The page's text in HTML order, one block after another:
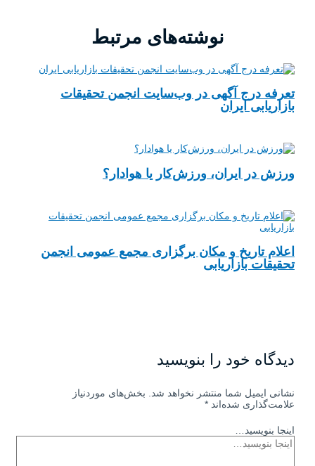
نوشته‌های مرتبط
تعرفه درج آگهی در وب‌سایت انجمن تحقیقات
بازاریابی ایران
ورزش در ایران، ورزش‌کار یا هوادار؟
اعلام تاریخ و مکان برگزاری مجمع عمومی انجمن
تحقیقات بازاریابی
دیدگاه‌ خود را بنویسید
نشانی ایمیل شما منتشر نخواهد شد. بخش‌های موردنیاز
علامت‌گذاری شده‌اند*
اینجا بنویسید…